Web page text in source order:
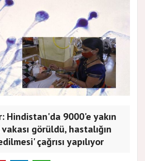
Hindistan'da 9000'e yakın
görüldü, hastalığın
çağrısı yapılıyor